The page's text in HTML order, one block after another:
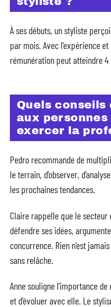
À ses débuts, un styliste
par mois. Avec l’expérience
rémunération peut atteindre
Quels conseils
aux
exercer la
Pedro recommande de
le terrain, d’observer,
les prochaines tendances.
Claire rappelle que le
défendre ses idées,
concurrence. Rien n’est
sans relâche.
Anne souligne l’importance
et d’évoluer avec elle. Le